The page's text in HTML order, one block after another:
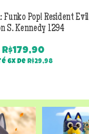
Funko Pop! Resident Evil
S. Kennedy 1294
R$179,90
6x de R$29,98